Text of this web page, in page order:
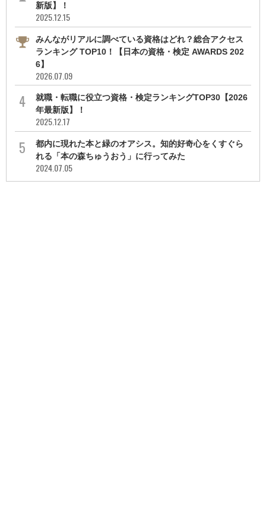
新版】！
2025.12.15
みんながリアルに調べている資格はどれ？総合アクセス
ランキング TOP10！【日本の資格・検定 AWARDS 202
6】
2026.07.09
就職・転職に役立つ資格・検定ランキングTOP30【2026
年最新版】！
2025.12.17
都内に現れた本と緑のオアシス。知的好奇心をくすぐら
れる「本の森ちゅうおう」に行ってみた
2024.07.05